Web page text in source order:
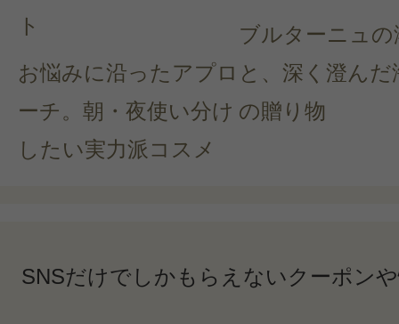
ト
お悩みに沿ったアプロ
ーチ。朝・夜使い分け
したい実力派コスメ
ブルターニュの
と、深く澄んだ
の贈り物
SNSだけでしかもらえないクーポン